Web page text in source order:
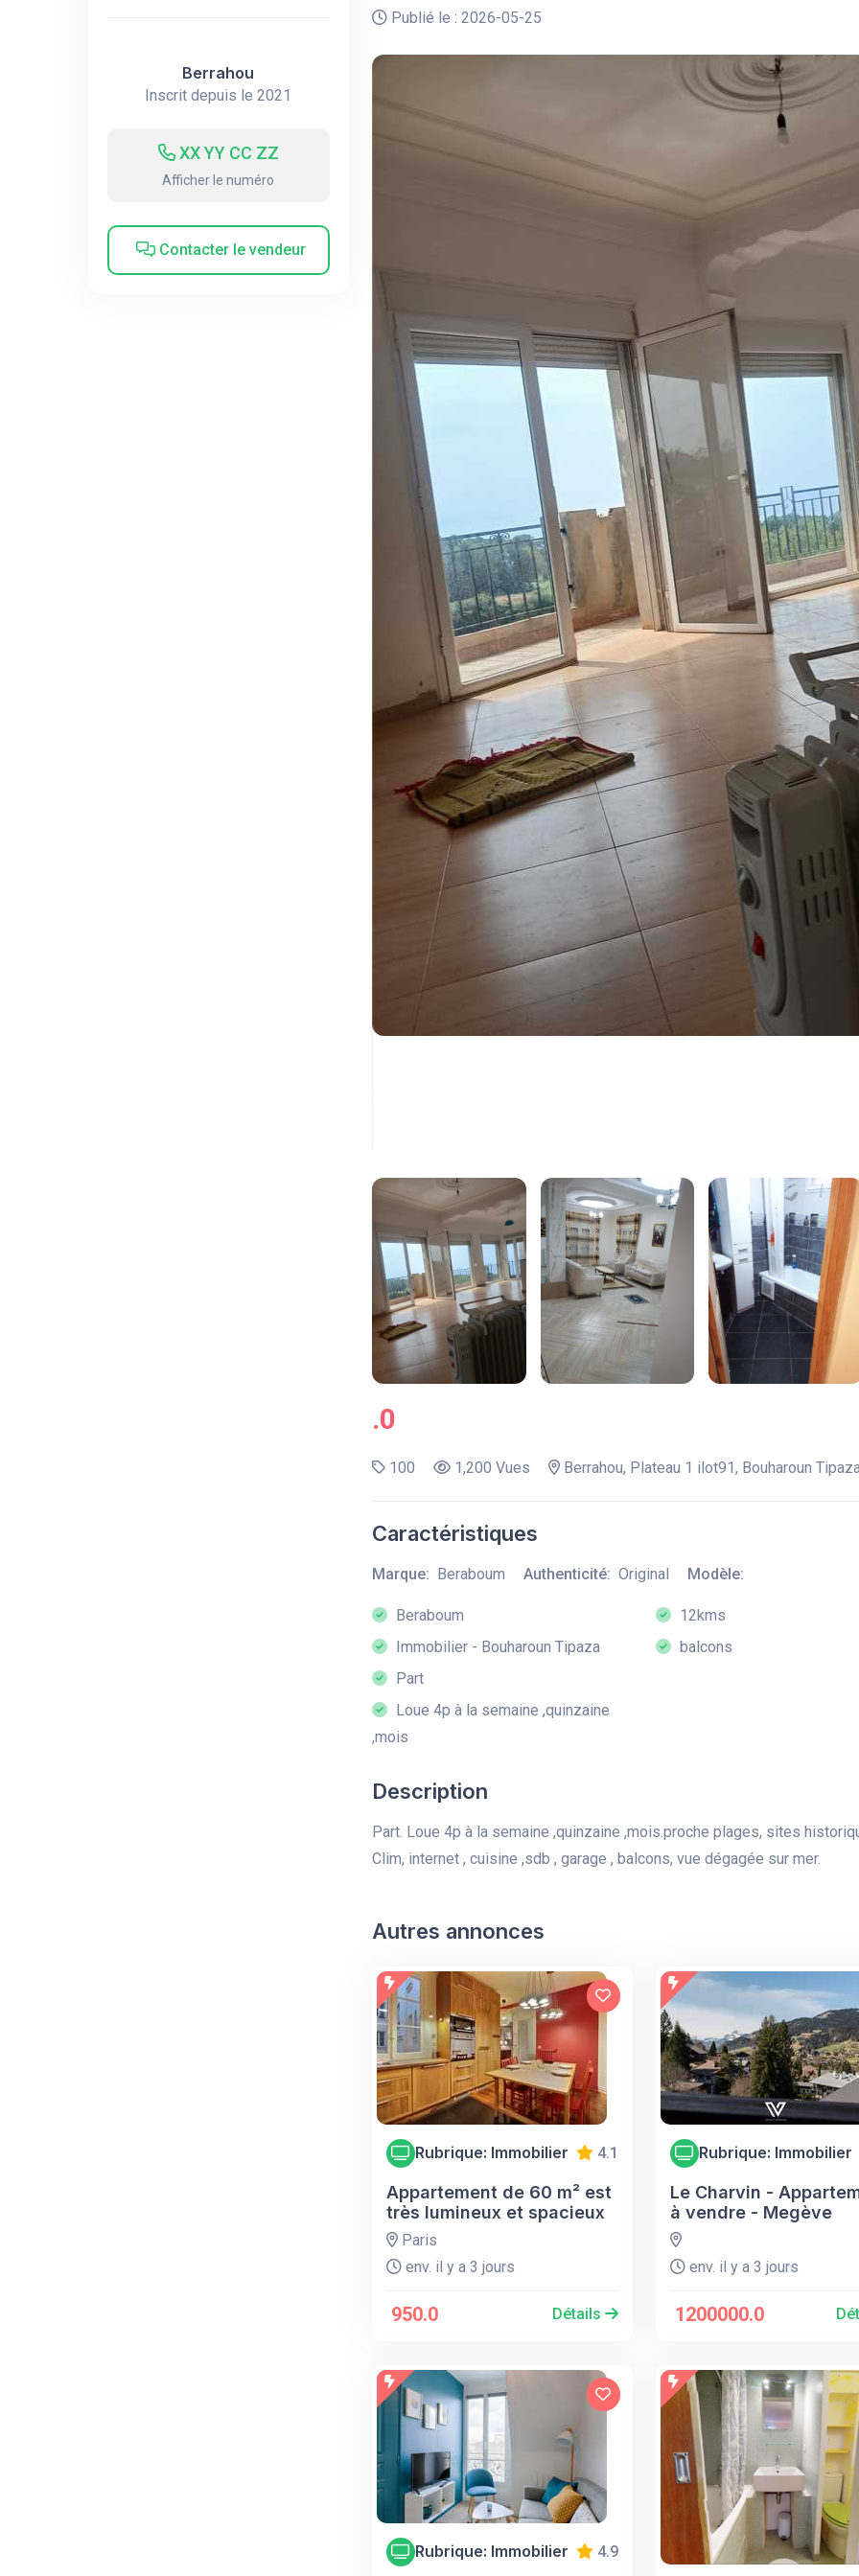
Berrahou
Inscrit depuis le 2021
XX YY CC ZZ
Afficher le numéro
Contacter le vendeur
Publié le : 2026-05-25
.0
100 1,200 Vues Berrahou, Plateau 1 ilot91, Bouharoun
Caractéristiques
Marque: Beraboum Authenticité: Original Modèle:
Beraboum
Immobilier - Bouharoun Tipaza
Part
Loue 4p à la semaine ,quinzaine
,mois
12kms
balcons
Description
Part. Loue 4p à la semaine ,quinzaine ,mois.proche plages, sites
Clim, internet , cuisine ,sdb , garage , balcons, vue dégagée sur mer.
Autres annonces
Rubrique: Immobilier 4.1
Appartement de 60 m² est
très lumineux et spacieux
Paris
env. il y a 3 jours
950.0 Détails
Rubrique: Immobilier
Le Charvin -
à vendre - Megève
env. il y a 3 jours
1200000.0
Rubrique: Immobilier 4.9